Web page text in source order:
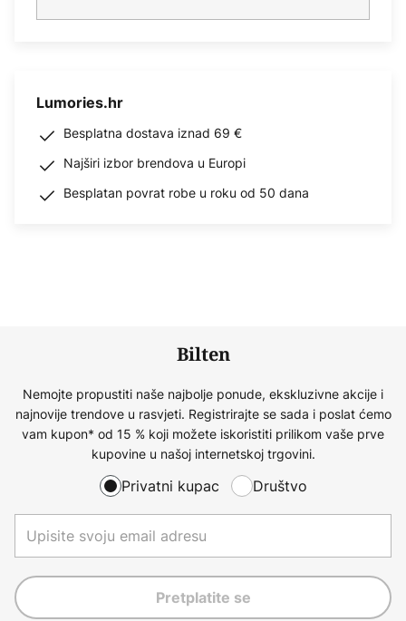
Lumories.hr
Besplatna dostava iznad 69 €
Najširi izbor brendova u Europi
Besplatan povrat robe u roku od 50 dana
Bilten
Nemojte propustiti naše najbolje ponude, ekskluzivne akcije i
najnovije trendove u rasvjeti. Registrirajte se sada i poslat ćemo
vam kupon* od 15 % koji možete iskoristiti prilikom vaše prve
kupovine u našoj internetskoj trgovini.
Privatni kupac Društvo
Pretplatite se